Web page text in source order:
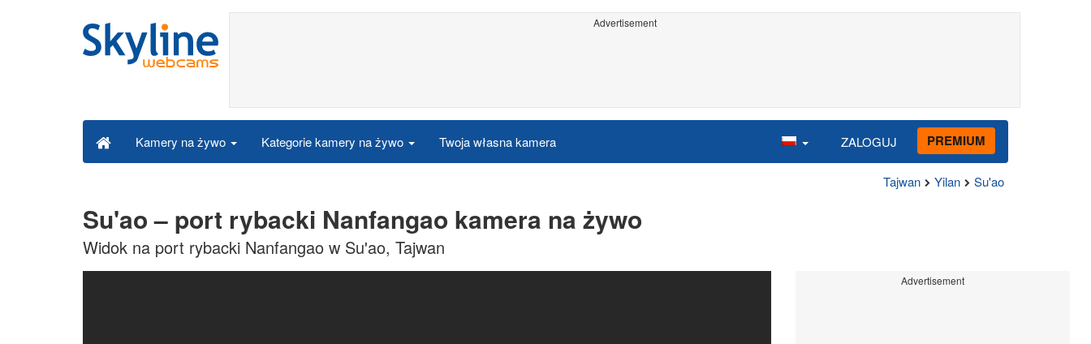
Advertisement
Kamery na żywo Kategorie kamery na żywo Twoja własna kamera ZALOGUJ PREMIUM
Tajwan Yilan Su'ao
Su'ao – port rybacki Nanfangao kamera na żywo
Widok na port rybacki Nanfangao w Su'ao, Tajwan
Advertisement